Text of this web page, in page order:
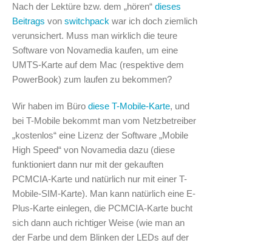
Nach der Lektüre bzw. dem „hören“ dieses
Beitrags von switchpack war ich doch ziemlich
verunsichert. Muss man wirklich die teure
Software von Novamedia kaufen, um eine
UMTS-Karte auf dem Mac (respektive dem
PowerBook) zum laufen zu bekommen?
Wir haben im Büro diese T-Mobile-Karte, und
bei T-Mobile bekommt man vom Netzbetreiber
„kostenlos“ eine Lizenz der Software „Mobile
High Speed“ von Novamedia dazu (diese
funktioniert dann nur mit der gekauften
PCMCIA-Karte und natürlich nur mit einer T-
Mobile-SIM-Karte). Man kann natürlich eine E-
Plus-Karte einlegen, die PCMCIA-Karte bucht
sich dann auch richtiger Weise (wie man an
der Farbe und dem Blinken der LEDs auf der